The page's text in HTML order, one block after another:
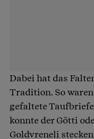
Dabei hat das
Tradition. So
gefaltete
konnte der Götti
Goldvreneli